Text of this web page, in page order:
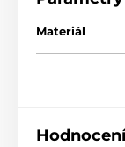
Materiál